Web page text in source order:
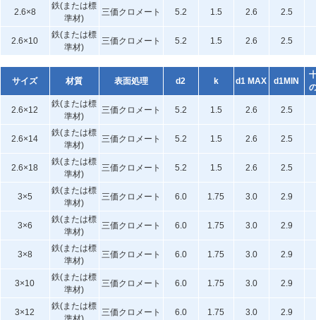
2.6×8
鉄(または標
準材)
三価クロメート 5.2 1.5 2.6 2.5
2.6×10
鉄(または標
準材)
三価クロメート 5.2 1.5 2.6 2.5
サイズ 材質 表面処理 d2 k d1 MAX d1MIN
2.6×12
鉄(または標
準材)
三価クロメート 5.2 1.5 2.6 2.5
2.6×14
鉄(または標
準材)
三価クロメート 5.2 1.5 2.6 2.5
2.6×18
鉄(または標
準材)
三価クロメート 5.2 1.5 2.6 2.5
3×5
鉄(または標
準材)
三価クロメート 6.0 1.75 3.0 2.9
3×6
鉄(または標
準材)
三価クロメート 6.0 1.75 3.0 2.9
3×8
鉄(または標
準材)
三価クロメート 6.0 1.75 3.0 2.9
3×10
鉄(または標
準材)
三価クロメート 6.0 1.75 3.0 2.9
3×12
鉄(または標
三価クロメート 6.0 1.75 3.0 2.9